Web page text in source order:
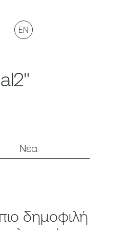
EN
Νέα
δημοφιλή